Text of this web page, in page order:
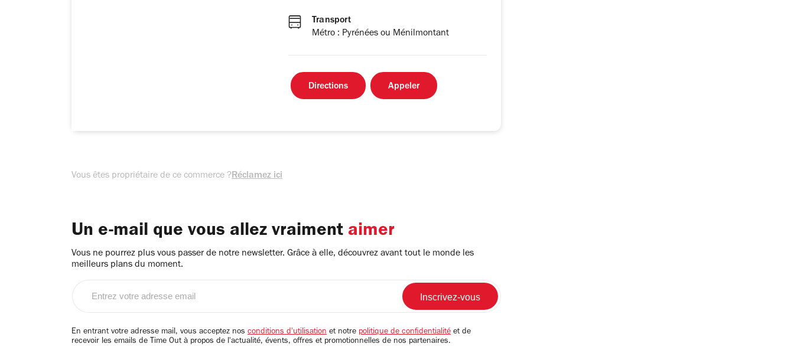
Transport
Métro : Pyrénées ou Ménilmontant
Directions Appeler
Vous êtes propriétaire de ce commerce ?Réclamez ici
Un e-mail que vous allez vraiment aimer
Vous ne pourrez plus vous passer de notre newsletter. Grâce à elle, découvrez avant tout le monde les
meilleurs plans du moment.
email
En entrant votre adresse mail, vous acceptez nos conditions d'utilisation et notre politique de confidentialité et de
recevoir les emails de Time Out à propos de l'actualité, évents, offres et promotionnelles de nos partenaires.